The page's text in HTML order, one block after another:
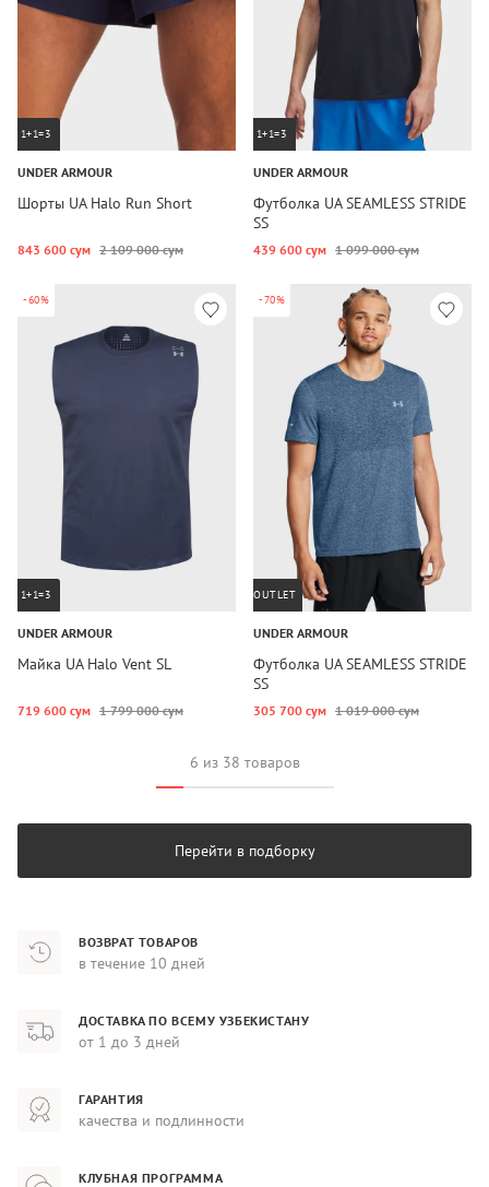
1+1=3
UNDER ARMOUR
Шорты UA Halo Run Short
843 600 сум 2 109 000 сум
1+1=3
UNDER ARMOUR
Футболка UA SEAMLESS STRIDE
SS
439 600 сум 1 099 000 сум
-60%
1+1=3
UNDER ARMOUR
Майка UA Halo Vent SL
719 600 сум 1 799 000 сум
-70%
OUTLET
UNDER ARMOUR
Футболка UA SEAMLESS STRIDE
SS
305 700 сум 1 019 000 сум
6 из 38 товаров
Перейти в подборку
ВОЗВРАТ ТОВАРОВ
в течение 10 дней
ДОСТАВКА ПО ВСЕМУ УЗБЕКИСТАНУ
от 1 до 3 дней
ГАРАНТИЯ
качества и подлинности
КЛУБНАЯ ПРОГРАММА